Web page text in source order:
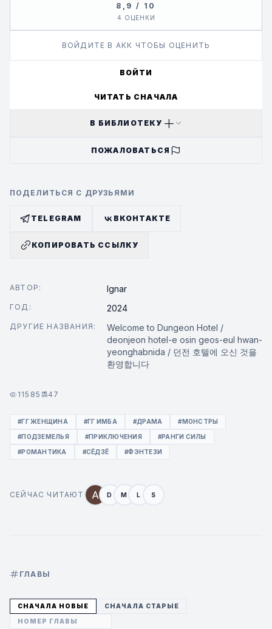
8,9 / 10
4 ОЦЕНКИ
ВОЙДИТЕ В АКК ЧТОБЫ ОЦЕНИТЬ
ВОЙТИ
ЧИТАТЬ СНАЧАЛА
В БИБЛИОТЕКУ
ПОЖАЛОВАТЬСЯ
ПОДЕЛИТЬСЯ С ДРУЗЬЯМИ
TELEGRAM ВКОНТАКТЕ
КОПИРОВАТЬ ССЫЛКУ
АВТОР: Ignar
ГОД: 2024
ДРУГИЕ НАЗВАНИЯ:
Welcome to Dungeon Hotel /
deonjeon hotel-e osin geos-eul hwan-
yeonghabnida / 던전 호텔에 오신 것을
환영합니다
11585 47
#ГГ ЖЕНЩИНА #ГГ ИМБА #ДРАМА #МОНСТРЫ
#ПОДЗЕМЕЛЬЯ #ПРИКЛЮЧЕНИЯ #РАНГИ СИЛЫ
#РОМАНТИКА #СЁДЗЁ #ФЭНТЕЗИ
СЕЙЧАС ЧИТАЮТ D M L S
ГЛАВЫ
СНАЧАЛА НОВЫЕ СНАЧАЛА СТАРЫЕ